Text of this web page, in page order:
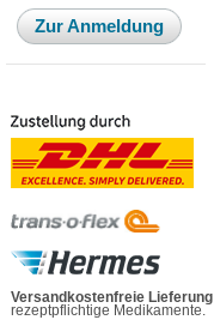
Zur Anmeldung
Versandkostenfreie Lieferung
rezeptpflichtige Medikamente.